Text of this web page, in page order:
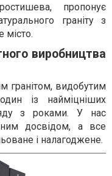
пропонує
граніту з
місто.
виробництва
гранітом, видобутим
із найміцніших
з роками. У нас
досвідом, а все
і налагоджене.